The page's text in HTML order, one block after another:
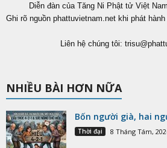
Diễn đàn của Tăng Ni Phật tử Việt
Ghi rõ nguồn phattuvietnam.net khi phát
Liên hệ chúng tôi:
NHIỀU BÀI HƠN NỮA
Bốn người già, hai
Thời đại 8 Tháng Tám,